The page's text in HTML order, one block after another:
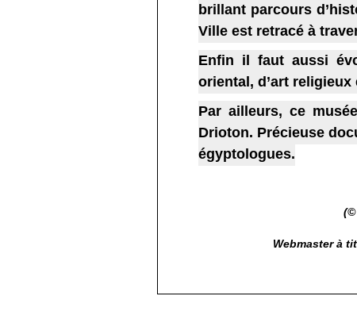
brillant parcours
Ville est retracé à
Enfin il faut aussi
oriental, d’art
Par ailleurs, ce
Drioton. Précieuse
égyptologues.
(©
Webmaster à